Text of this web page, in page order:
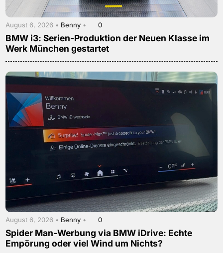
August 6, 2026 • Benny • 0
BMW i3: Serien-Produktion der Neuen Klasse im
Werk München gestartet
August 6, 2026 • Benny • 0
Spider Man-Werbung via BMW iDrive: Echte
Empörung oder viel Wind um Nichts?